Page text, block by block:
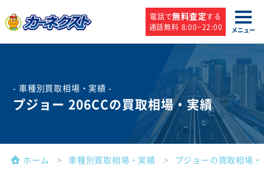
電話で無料査定する
通話無料 8:00~22:00
メニュー
- 車種別買取相場・実績 -
プジョー 206CCの買取相場・実績
ホーム 車種別買取相場・実績 プジョーの買取相場